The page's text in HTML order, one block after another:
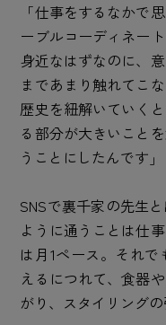
「仕事をするなかで
ーブルコーディネー
身近なはずなのに、
まであまり触れてこ
歴史を紐解いていく
る部分が大きいこと
うことにしたんです」
SNSで裏千家の先生
ように通うことは仕
は月1ペース。それ
えるにつれて、食器
がり、スタイリング